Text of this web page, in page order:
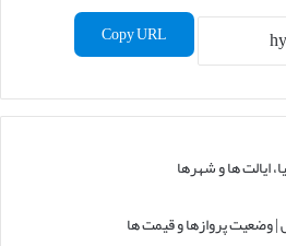
Copy URL
ایالت ها و شهرها
| وضعیت پروازها و قیمت ها